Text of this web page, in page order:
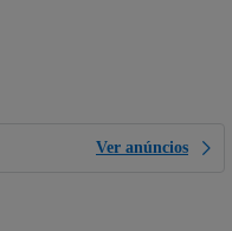
Ver anúncios